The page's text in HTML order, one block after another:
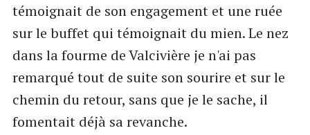
témoignait de son engagement et une ruée
sur le buffet qui témoignait du mien. Le nez
dans la fourme de Valcivière je n'ai pas
remarqué tout de suite son sourire et sur le
chemin du retour, sans que je le sache, il
fomentait déjà sa revanche.